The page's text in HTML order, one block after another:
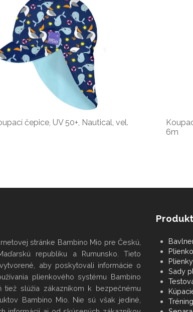
čepice, UV 50+, Nautical, vel.
6m
stránke Bambino Mio pre Českú,
republiku a Rumunsko. Tieto
aby poskytovali informácie o
plienkového systému Bambino
tiež slúžia zákazníkom k bezpečnému
Bambino Mio. Nie sú však jediné,
Sady